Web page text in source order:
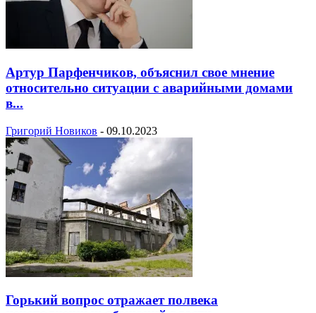
Артур Парфенчиков, объяснил свое мнение
относительно ситуации с аварийными домами
в...
Григорий Новиков - 09.10.2023
Горький вопрос отражает полвека